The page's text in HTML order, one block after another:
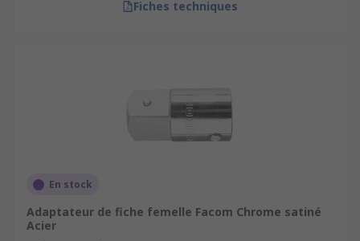
Fiches techniques
En stock
Adaptateur de fiche femelle Facom Chrome satiné
Acier